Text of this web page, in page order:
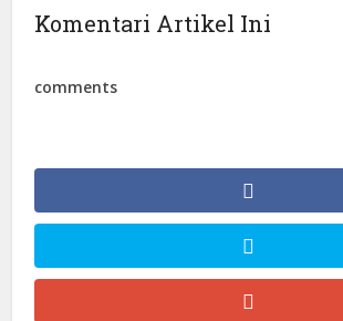
Komentari Artikel Ini
comments